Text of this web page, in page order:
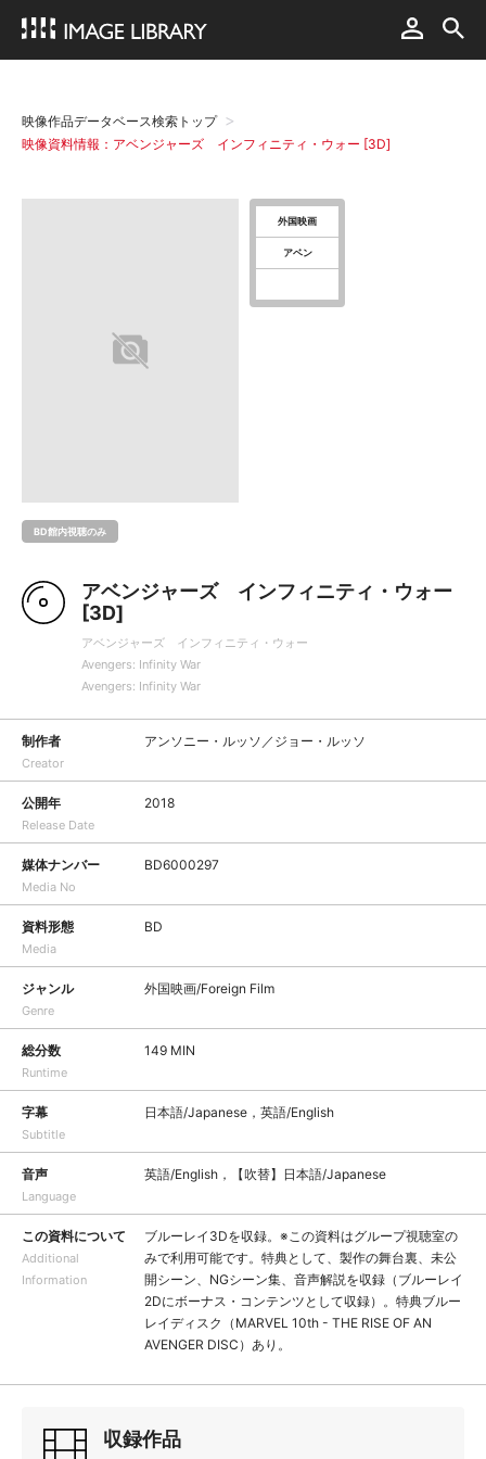
映像作品データベース検索トップ
映像資料情報：アベンジャーズ インフィニティ・ウォー [3D]
BD館内視聴のみ
外国映画
アベン
アベンジャーズ インフィニティ・ウォー
[3D]
アベンジャーズ インフィニティ・ウォー
Avengers: Infinity War
Avengers: Infinity War
制作者
Creator
アンソニー・ルッソ／ジョー・ルッソ
公開年
Release Date
2018
媒体ナンバー
Media No
BD6000297
資料形態
Media
BD
ジャンル
Genre
外国映画/Foreign Film
総分数
Runtime
149 MIN
字幕
Subtitle
日本語/Japanese，英語/English
音声
Language
英語/English，【吹替】日本語/Japanese
この資料について
Additional
Information
ブルーレイ3Dを収録。※この資料はグループ視聴室の
みで利用可能です。特典として、製作の舞台裏、未公
開シーン、NGシーン集、音声解説を収録（ブルーレイ
2Dにボーナス・コンテンツとして収録）。特典ブルー
レイディスク（MARVEL 10th - THE RISE OF AN
AVENGER DISC）あり。
収録作品